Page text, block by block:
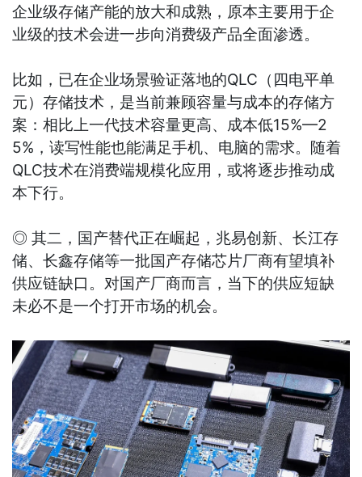
企业级存储产能的放大和成熟，原本主要用于企
业级的技术会进一步向消费级产品全面渗透。
比如，已在企业场景验证落地的QLC（四电平单
元）存储技术，是当前兼顾容量与成本的存储方
案：相比上一代技术容量更高、成本低15%—2
5%，读写性能也能满足手机、电脑的需求。随着
QLC技术在消费端规模化应用，或将逐步推动成
本下行。
◎ 其二，国产替代正在崛起，兆易创新、长江存
储、长鑫存储等一批国产存储芯片厂商有望填补
供应链缺口。对国产厂商而言，当下的供应短缺
未必不是一个打开市场的机会。